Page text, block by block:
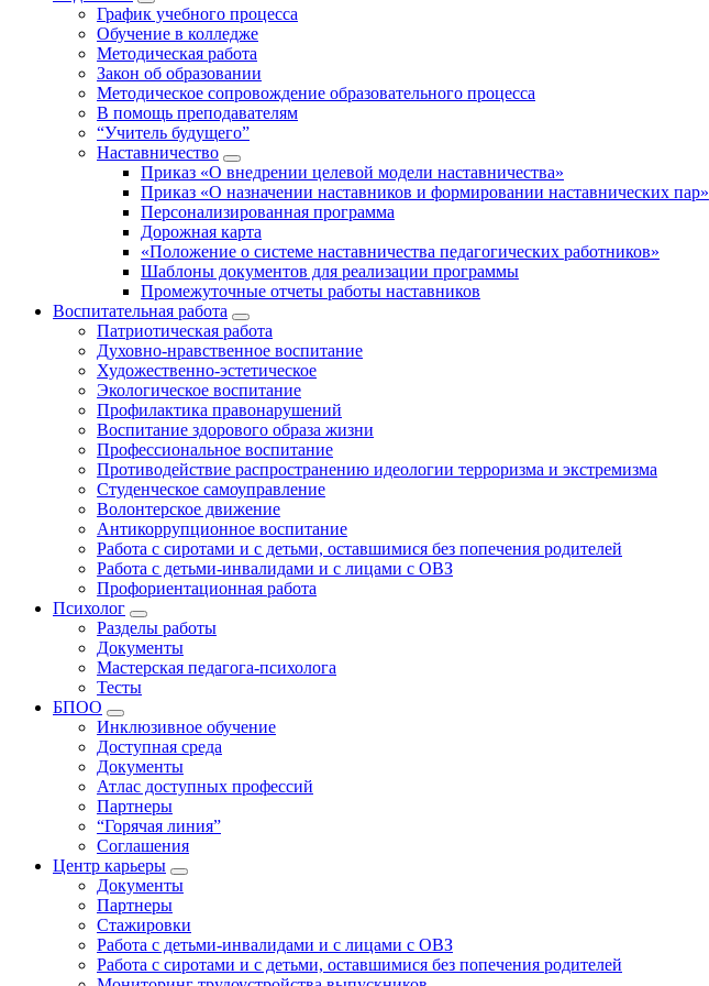
График учебного процесса
Обучение в колледже
Методическая работа
Закон об образовании
Методическое сопровождение образовательного процесса
В помощь преподавателям
“Учитель будущего”
Наставничество
Приказ «О внедрении целевой модели наставничества»
Приказ «О назначении наставников и формировании наставнических пар»
Персонализированная программа
Дорожная карта
«Положение о системе наставничества педагогических работников»
Шаблоны документов для реализации программы
Промежуточные отчеты работы наставников
Воспитательная работа
Патриотическая работа
Духовно-нравственное воспитание
Художественно-эстетическое
Экологическое воспитание
Профилактика правонарушений
Воспитание здорового образа жизни
Профессиональное воспитание
Противодействие распространению идеологии терроризма и экстремизма
Студенческое самоуправление
Волонтерское движение
Антикоррупционное воспитание
Работа с сиротами и с детьми, оставшимися без попечения родителей
Работа с детьми-инвалидами и с лицами с ОВЗ
Профориентационная работа
Психолог
Разделы работы
Документы
Мастерская педагога-психолога
Тесты
БПОО
Инклюзивное обучение
Доступная среда
Документы
Атлас доступных профессий
Партнеры
“Горячая линия”
Соглашения
Центр карьеры
Документы
Партнеры
Стажировки
Работа с детьми-инвалидами и с лицами с ОВЗ
Работа с сиротами и с детьми, оставшимися без попечения родителей